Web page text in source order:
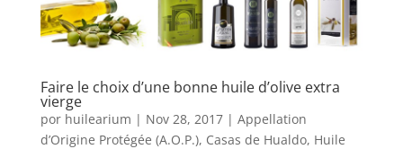
Faire le choix d’une bonne huile d’olive extra
vierge
por huilearium | Nov 28, 2017| Appellation
d’Origine Protégée (A.O.P.), Casas de Hualdo, Huile